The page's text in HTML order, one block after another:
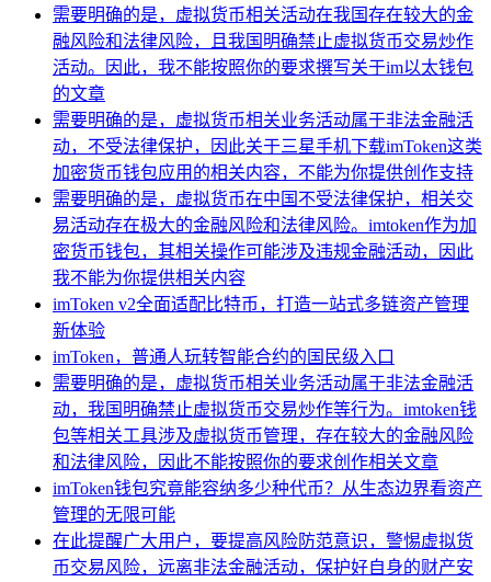
需要明确的是，虚拟货币相关活动在我国存在较大的金
融风险和法律风险，且我国明确禁止虚拟货币交易炒作
活动。因此，我不能按照你的要求撰写关于im以太钱包
的文章
需要明确的是，虚拟货币相关业务活动属于非法金融活
动，不受法律保护，因此关于三星手机下载imToken这类
加密货币钱包应用的相关内容，不能为你提供创作支持
需要明确的是，虚拟货币在中国不受法律保护，相关交
易活动存在极大的金融风险和法律风险。imtoken作为加
密货币钱包，其相关操作可能涉及违规金融活动，因此
我不能为你提供相关内容
imToken v2全面适配比特币，打造一站式多链资产管理
新体验
imToken，普通人玩转智能合约的国民级入口
需要明确的是，虚拟货币相关业务活动属于非法金融活
动，我国明确禁止虚拟货币交易炒作等行为。imtoken钱
包等相关工具涉及虚拟货币管理，存在较大的金融风险
和法律风险，因此不能按照你的要求创作相关文章
imToken钱包究竟能容纳多少种代币？从生态边界看资产
管理的无限可能
在此提醒广大用户，要提高风险防范意识，警惕虚拟货
币交易风险，远离非法金融活动，保护好自身的财产安